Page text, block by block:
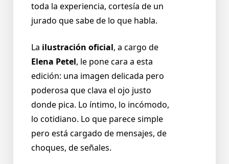
toda la experiencia, cortesía de un
jurado que sabe de lo que habla.
La ilustración oficial, a cargo de
Elena Petel, le pone cara a esta
edición: una imagen delicada pero
poderosa que clava el ojo justo
donde pica. Lo íntimo, lo incómodo,
lo cotidiano. Lo que parece simple
pero está cargado de mensajes, de
choques, de señales.